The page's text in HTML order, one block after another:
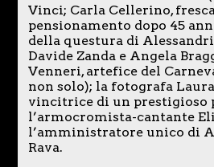
Vinci; Carla Cellerino,
pensionamento dopo 45
della questura di
Davide Zanda e Angela
Venneri, artefice del
non solo); la fotografa
vincitrice di un prestigioso
l’armocromista-cantante
l’amministratore unico di
Rava.